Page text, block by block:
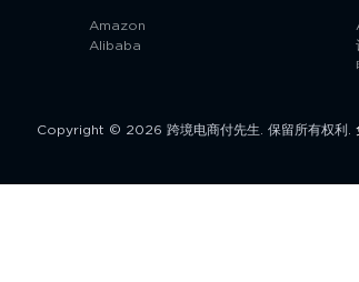
Amazon
Alibaba
Copyright © 2026 跨境电商付先生. 保留所有权利.